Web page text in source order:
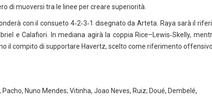
di muoversi tra le linee per creare superiorità.
con il consueto 4‑2‑3‑1 disegnato da Arteta. Raya sarà il
e Calafiori. In mediana agirà la coppia Rice–Lewis‑Skelly,
il compito di supportare Havertz, scelto come riferimento offensivo
Nuno Mendes; Vitinha, Joao Neves, Ruiz; Doué, Dembelé,